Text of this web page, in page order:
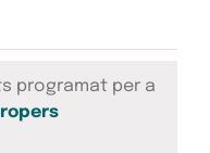
programat per a